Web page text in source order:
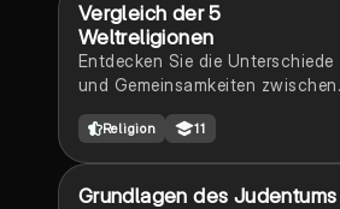
verschiedenen
Gottesvorstellungen, Islam,
Trinität, Buddhismus
Vergleich der 5
Weltreligionen
Entdecken Sie die Unterschiede
und Gemeinsamkeiten zwischen
Buddhismus und Hinduismus.
Diese Übersicht behandelt
Anhängerzahlen, Feste,
Religion 11
Grundlagen des Judentums